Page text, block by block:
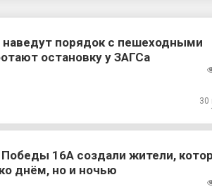
порядок с пешеходными
остановку у ЗАГСа
30
16А создали жители,
днём, но и ночью